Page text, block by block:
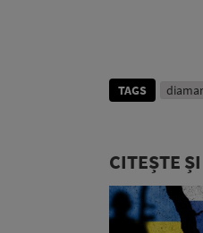
TAGS
CITEȘTE ȘI